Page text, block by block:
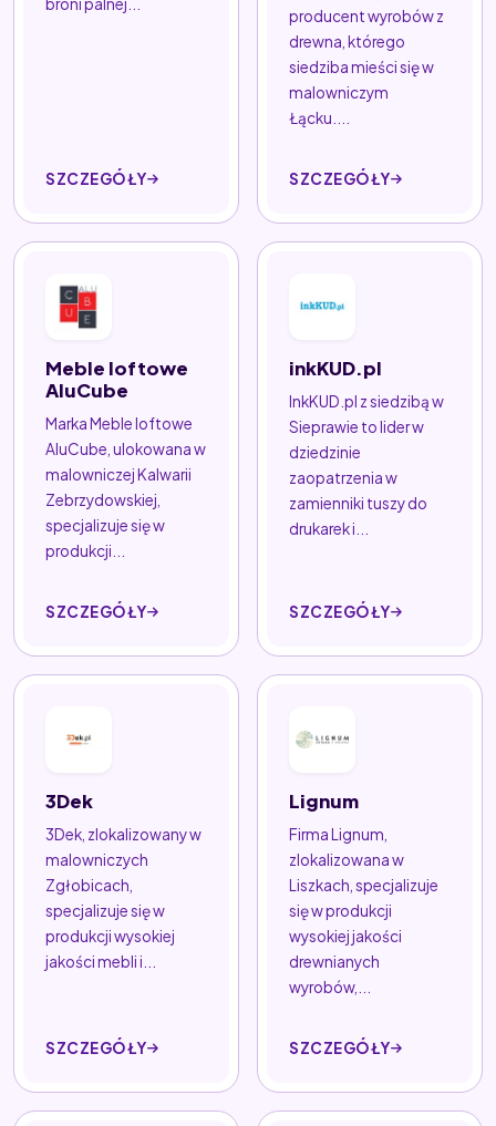
SZCZEGÓŁY
producent wyrobów z
drewna, którego
siedziba mieści się w
malowniczym
Łącku....
SZCZEGÓŁY
Meble loftowe
AluCube
Marka Meble loftowe
AluCube, ulokowana w
malowniczej Kalwarii
Zebrzydowskiej,
specjalizuje się w
produkcji...
SZCZEGÓŁY
inkKUD.pl
InkKUD.pl z siedzibą w
Sieprawie to lider w
dziedzinie
zaopatrzenia w
zamienniki tuszy do
drukarek i...
SZCZEGÓŁY
3Dek
3Dek, zlokalizowany w
malowniczych
Zgłobicach,
specjalizuje się w
produkcji wysokiej
jakości mebli i...
SZCZEGÓŁY
Lignum
Firma Lignum,
zlokalizowana w
Liszkach, specjalizuje
się w produkcji
wysokiej jakości
drewnianych
wyrobów,...
SZCZEGÓŁY